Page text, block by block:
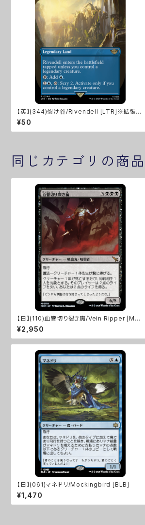
【英】(344)裂け谷/Rivendell [LTR]※拡張ア
ート
¥50
同じカテゴリの商品
【日】(110)血管切り裂き魔/Vein Ripper [MK
M]
¥2,950
【日】(061)マネドリ/Mockingbird [BLB]
¥1,470